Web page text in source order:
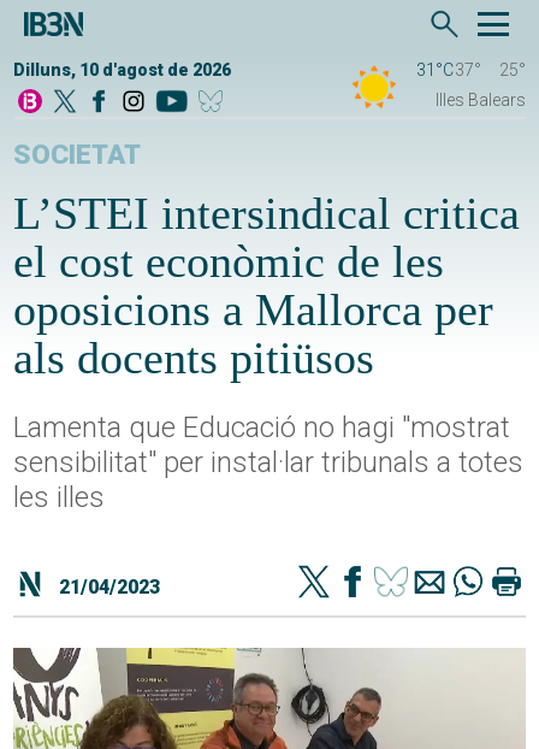
Dilluns, 10 d'agost de 2026 31°C37°
25°
Illes Balears
SOCIETAT
L’STEI intersindical critica
el cost econòmic de les
oposicions a Mallorca per
als docents pitiüsos
Lamenta que Educació no hagi "mostrat
sensibilitat" per instal·lar tribunals a totes
les illes
21/04/2023